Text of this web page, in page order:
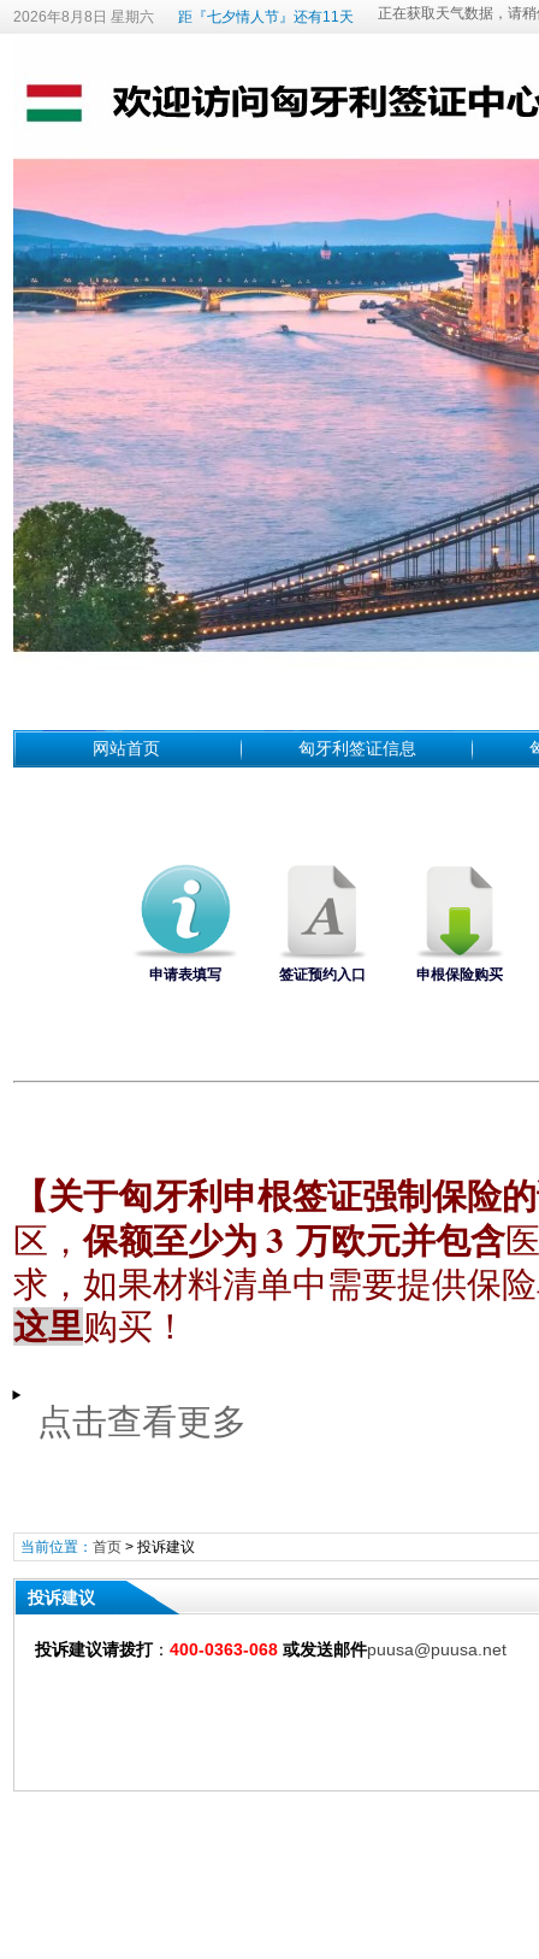
2026年8月8日 星期六 距『七夕情人节』还有11天
网站首页 匈牙利签证信息
申请表填写 签证预约入口 申根保险购买
【关于匈牙利申根签证强制保险
区，保额至少为 3 万欧元并包含
求，如果材料清单中需要提供保
这里购买！
点击查看更多
当前位置： 首页> 投诉建议
投诉建议
投诉建议请拨打： 400-0363-068 或发送邮件puusa@puusa.net